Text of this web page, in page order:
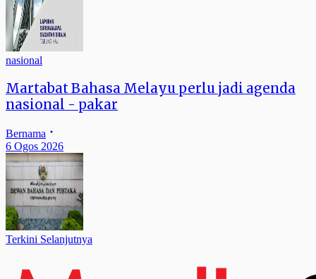
nasional
Martabat Bahasa Melayu perlu jadi agenda
nasional - pakar
Bernama
6 Ogos 2026
Terkini Selanjutnya